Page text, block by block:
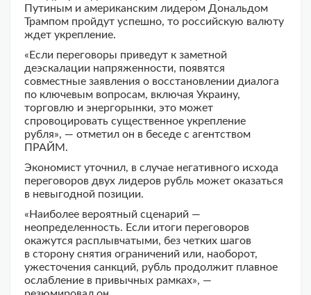
Путиным и американским лидером Дональдом
Трампом пройдут успешно, то российскую валюту
ждет укрепление.
«Если переговоры приведут к заметной
деэскалации напряженности, появятся
совместные заявления о восстановлении диалога
по ключевым вопросам, включая Украину,
торговлю и энергорынки, это может
спровоцировать существенное укрепление
рубля», — отметил он в беседе с агентством
ПРАЙМ.
Экономист уточнил, в случае негативного исхода
переговоров двух лидеров рубль может оказаться
в невыгодной позиции.
«Наиболее вероятный сценарий —
неопределенность. Если итоги переговоров
окажутся расплывчатыми, без четких шагов
в сторону снятия ограничений или, наоборот,
ужесточения санкций, рубль продолжит плавное
ослабление в привычных рамках», —